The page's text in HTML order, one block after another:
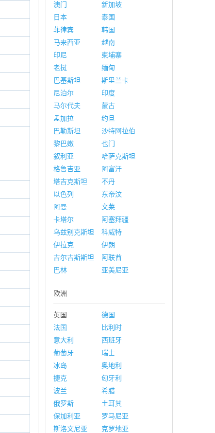
澳门
新加坡
日本
泰国
菲律宾
韩国
马来西亚
越南
印尼
柬埔寨
老挝
缅甸
巴基斯坦
斯里兰卡
尼泊尔
印度
马尔代夫
蒙古
孟加拉
约旦
巴勒斯坦
沙特阿拉伯
黎巴嫩
也门
叙利亚
哈萨克斯坦
格鲁吉亚
阿富汗
塔吉克斯坦
不丹
以色列
东帝汶
阿曼
文莱
卡塔尔
阿塞拜疆
乌兹别克斯坦
科威特
伊拉克
伊朗
吉尔吉斯斯坦
阿联酋
巴林
亚美尼亚
欧洲
英国
德国
法国
比利时
意大利
西班牙
葡萄牙
瑞士
冰岛
奥地利
捷克
匈牙利
波兰
希腊
俄罗斯
土耳其
保加利亚
罗马尼亚
斯洛文尼亚
克罗地亚